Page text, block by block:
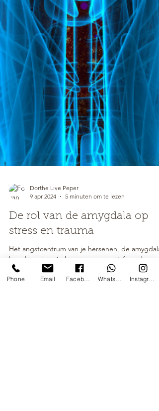
Dorthe Live Peper
9 apr 2024
5 minuten om te lezen
De rol van de amygdala op
stress en trauma
Het angstcentrum van je hersenen, de amygdala,
kan door chronische stress overactief worden.
Hierdoor zie je steeds meer situaties als...
Phone Email